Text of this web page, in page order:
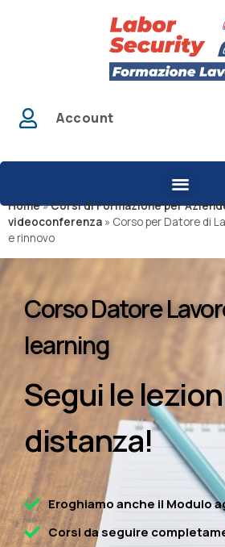
Account
Home»Corsi di Formazione per
videoconferenza » Corso per Datore di
e rinnovo
Corso Datore
learning
Segui le
distanza!
Eroghiamo anche il Modulo
Corsi da seguire